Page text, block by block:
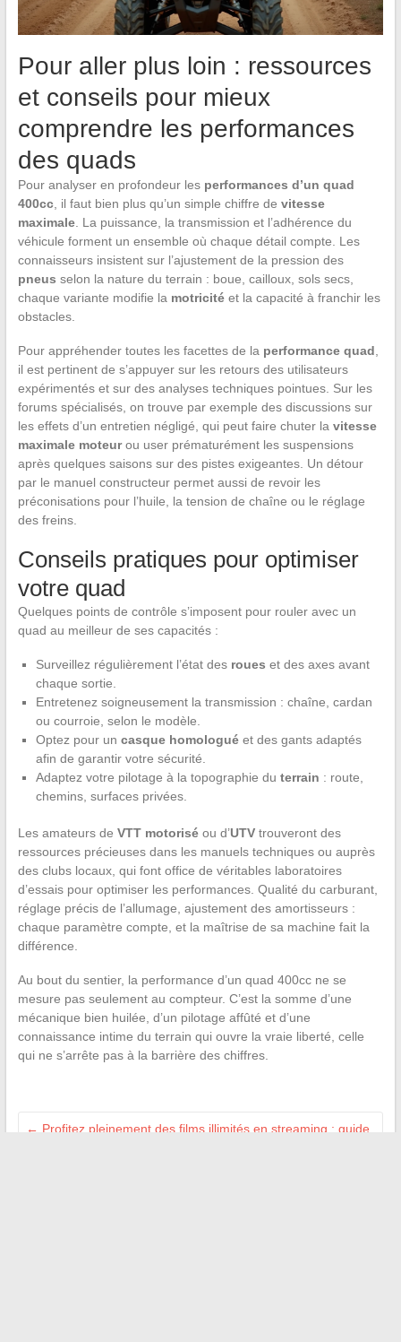
Pour aller plus loin : ressources
et conseils pour mieux
comprendre les performances
des quads
Pour analyser en profondeur les performances d’un quad
400cc, il faut bien plus qu’un simple chiffre de vitesse
maximale. La puissance, la transmission et l’adhérence du
véhicule forment un ensemble où chaque détail compte. Les
connaisseurs insistent sur l’ajustement de la pression des
pneus selon la nature du terrain : boue, cailloux, sols secs,
chaque variante modifie la motricitéet la capacité à franchir les
obstacles.
Pour appréhender toutes les facettes de la performance quad
il est pertinent de s’appuyer sur les retours des utilisateurs
expérimentés et sur des analyses techniques pointues. Sur les
forums spécialisés, on trouve par exemple des discussions sur
les effets d’un entretien négligé, qui peut faire chuter la vitesse
maximale moteurou user prématurément les suspensions
après quelques saisons sur des pistes exigeantes. Un détour
par le manuel constructeur permet aussi de revoir les
préconisations pour l’huile, la tension de chaîne ou le réglage
des freins.
Conseils pratiques pour optimiser
votre quad
Quelques points de contrôle s’imposent pour rouler avec un
quad au meilleur de ses capacités :
Surveillez régulièrement l’état des roues et des axes avant
chaque sortie.
Entretenez soigneusement la transmission : chaîne, cardan
ou courroie, selon le modèle.
Optez pour un casque homologuéet des gants adaptés
afin de garantir votre sécurité.
Adaptez votre pilotage à la topographie du terrain : route,
chemins, surfaces privées.
Les amateurs de VTT motoriséou d’UTVtrouveront des
ressources précieuses dans les manuels techniques ou auprès
des clubs locaux, qui font office de véritables laboratoires
d’essais pour optimiser les performances. Qualité du carburant,
réglage précis de l’allumage, ajustement des amortisseurs :
chaque paramètre compte, et la maîtrise de sa machine fait la
différence.
Au bout du sentier, la performance d’un quad 400cc ne se
mesure pas seulement au compteur. C’est la somme d’une
mécanique bien huilée, d’un pilotage affûté et d’une
connaissance intime du terrain qui ouvre la vraie liberté, celle
qui ne s’arrête pas à la barrière des chiffres.
← Profitez pleinement des films illimités en streaming : guide